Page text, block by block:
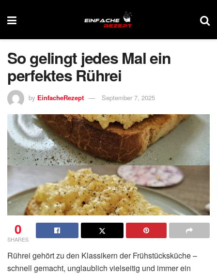
So gelingt jedes Mal ein
perfektes Rührei
by EinfacheRezept September 7, 2025
0
SHARES
Rührei gehört zu den Klassikern der Frühstücksküche –
schnell gemacht, unglaublich vielseitig und immer ein